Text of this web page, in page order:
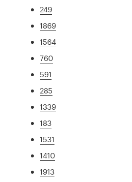
249
1869
1564
760
591
285
1339
183
1531
1410
1913